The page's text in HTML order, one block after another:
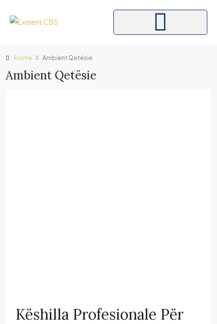
Home Ambient Qetësie
Ambient Qetësie
Këshilla Profesionale Për